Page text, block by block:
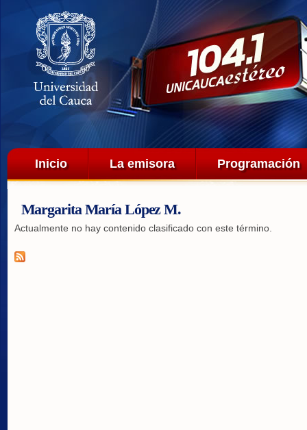
Menú principal
Inicio La emisora Programación
Margarita María López M.
Actualmente no hay contenido clasificado con este término.